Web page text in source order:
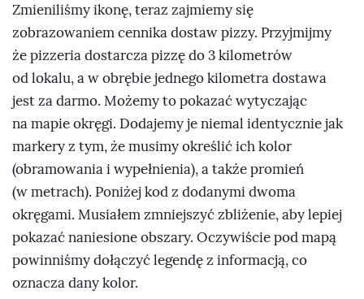
}
});
Zmieniliśmy ikonę, teraz zajmiemy się
zobrazowaniem cennika dostaw pizzy. Przyjmijmy
że pizzeria dostarcza pizzę do 3 kilometrów
od lokalu, a w obrębie jednego kilometra dostawa
jest za darmo. Możemy to pokazać wytyczając
na mapie okręgi. Dodajemy je niemal identycznie jak
markery z tym, że musimy określić ich kolor
(obramowania i wypełnienia), a także promień
(w metrach). Poniżej kod z dodanymi dwoma
okręgami. Musiałem zmniejszyć zbliżenie, aby lepiej
pokazać naniesione obszary. Oczywiście pod mapą
powinniśmy dołączyć legendę z informacją, co
oznacza dany kolor.